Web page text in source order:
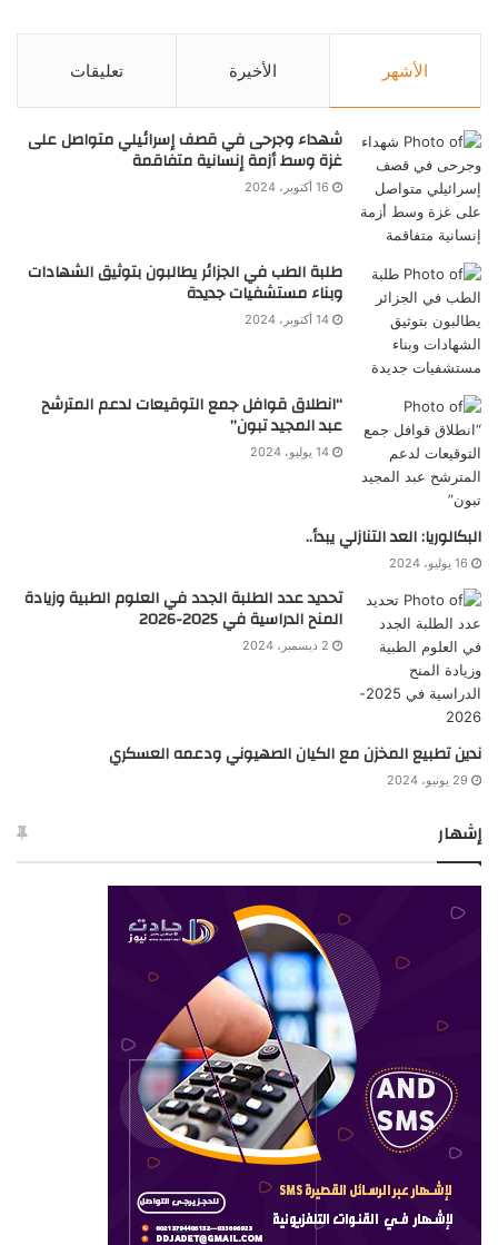
الأشهر الأخيرة تعليقات
شهداء وجرحى في قصف إسرائيلي متواصل على
غزة وسط أزمة إنسانية متفاقمة
16 أكتوبر، 2024
طلبة الطب في الجزائر يطالبون بتوثيق الشهادات
وبناء مستشفيات جديدة
14 أكتوبر، 2024
“انطلاق قوافل جمع التوقيعات لدعم المترشح
عبد المجيد تبون”
14 يوليو، 2024
البكالوريا: العد التنازلي يبدأ..
16 يوليو، 2024
تحديد عدد الطلبة الجدد في العلوم الطبية وزيادة
المنح الدراسية في 2025-2026
2 ديسمبر، 2024
ندين تطبيع المخزن مع الكيان الصهيوني ودعمه العسكري
29 يونيو، 2024
إشهار